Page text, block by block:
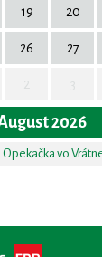
19 20
26 27
2026
Opekačka vo